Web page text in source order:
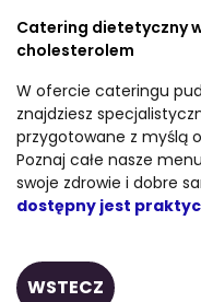
Catering dietetyczny
cholesterolem
W ofercie cateringu
znajdziesz
przygotowane z myślą
Poznaj całe nasze
swoje zdrowie i dobre
dostępny jest
WSTECZ